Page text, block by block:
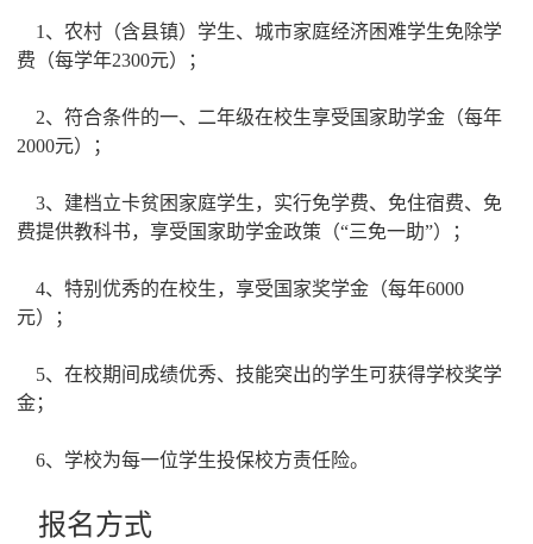
1、农村（含县镇）学生、城市家庭经济困难学生免除学
费（每学年2300元）；
2、符合条件的一、二年级在校生享受国家助学金（每年
2000元）；
3、建档立卡贫困家庭学生，实行免学费、免住宿费、免
费提供教科书，享受国家助学金政策（“三免一助”）；
4、特别优秀的在校生，享受国家奖学金（每年6000
元）；
5、在校期间成绩优秀、技能突出的学生可获得学校奖学
金；
6、学校为每一位学生投保校方责任险。
报名方式